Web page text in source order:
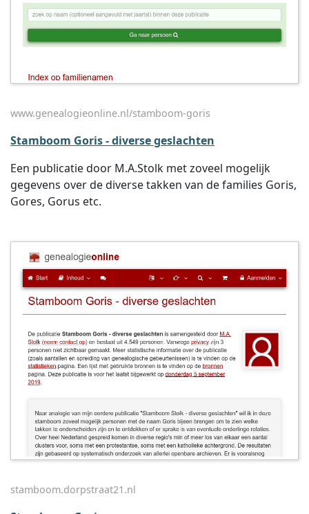
www.genealogieonline.nl/stamboom-goris
Stamboom Goris - diverse geslachten
Een publicatie door M.A.Stolk met zoveel mogelijk
gegevens over de diverse takken van de families Goris,
Gores, Gorus etc.
stamboom.dorpstraat21.nl